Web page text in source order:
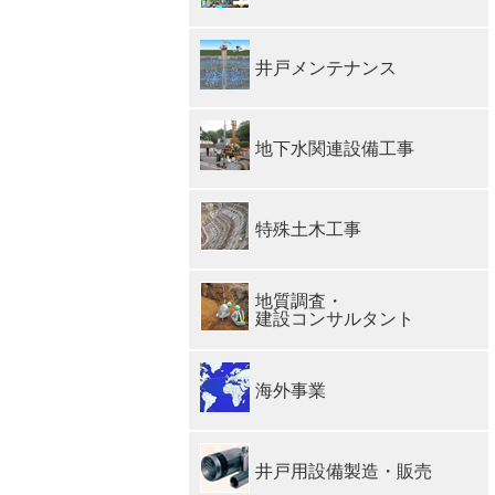
井戸メンテナンス
地下水関連設備工事
特殊土木工事
地質調査・
建設コンサルタント
海外事業
井戸用設備製造・販売